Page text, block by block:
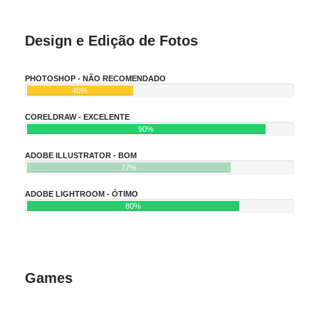
Design e Edição de Fotos
PHOTOSHOP - NÃO RECOMENDADO
40%
CORELDRAW - EXCELENTE
90%
ADOBE ILLUSTRATOR - BOM
77%
ADOBE LIGHTROOM - ÓTIMO
80%
Games